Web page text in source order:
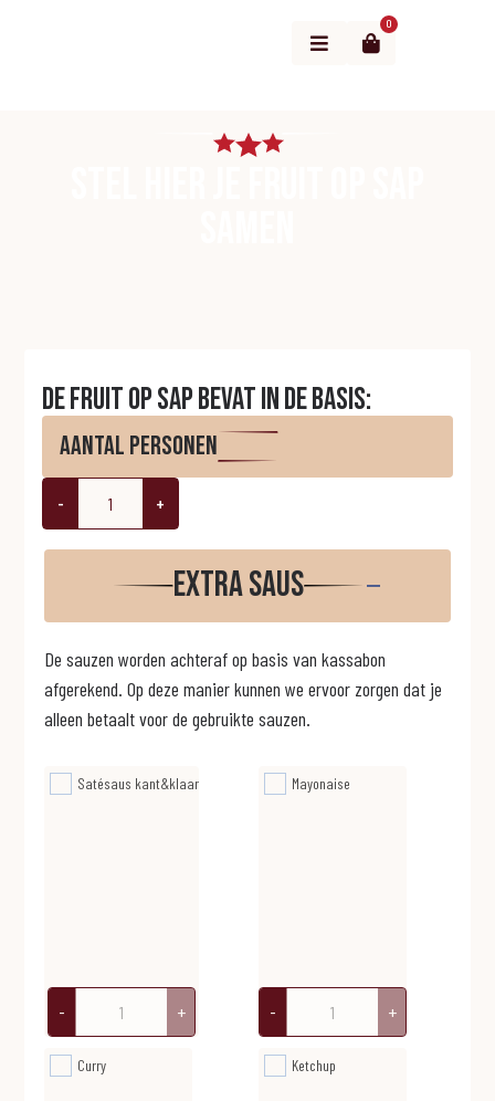
0
De Fruit op sap bevat in de basis:
Aantal personen
- +
Extra saus
De sauzen worden achteraf op basis van kassabon
afgerekend. Op deze manier kunnen we ervoor zorgen dat je
alleen betaalt voor de gebruikte sauzen.
Satésaus kant&klaar
- +
Mayonaise
- +
Curry Ketchup